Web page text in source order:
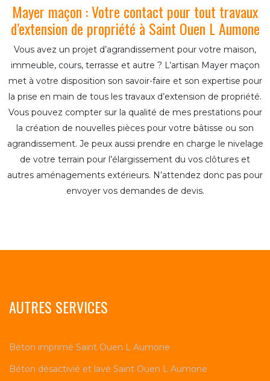
Mayer maçon : Votre contact pour tout travaux
d’extension de propriété à Saint Ouen L Aumone
Vous avez un projet d’agrandissement pour votre maison,
immeuble, cours, terrasse et autre ? L’artisan Mayer maçon
met à votre disposition son savoir-faire et son expertise pour
la prise en main de tous les travaux d’extension de propriété.
Vous pouvez compter sur la qualité de mes prestations pour
la création de nouvelles pièces pour votre bâtisse ou son
agrandissement. Je peux aussi prendre en charge le nivelage
de votre terrain pour l’élargissement du vos clôtures et
autres aménagements extérieurs. N’attendez donc pas pour
envoyer vos demandes de devis.
AUTRES SERVICES
Béton imprimé Saint Ouen L Aumone
Béton désactivié et lavé Saint Ouen L Aumone